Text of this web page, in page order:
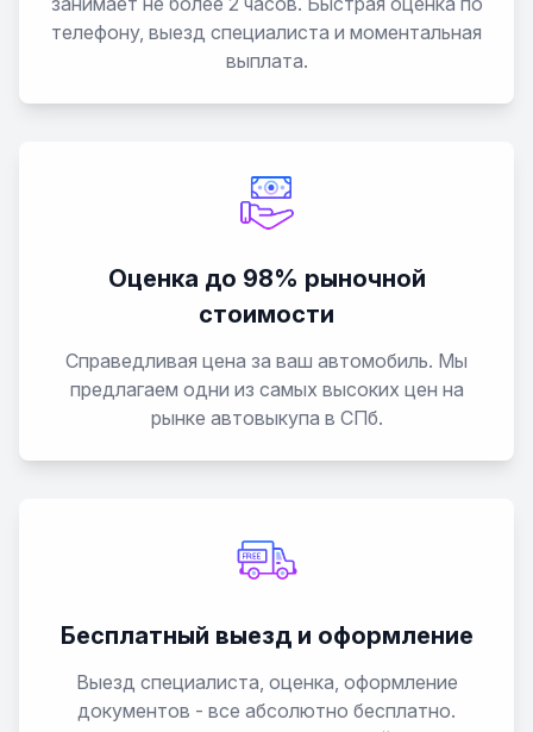
телефону, выезд специалиста и моментальная
выплата.
Оценка до 98% рыночной
стоимости
Справедливая цена за ваш автомобиль. Мы
предлагаем одни из самых высоких цен на
рынке автовыкупа в СПб.
Бесплатный выезд и оформление
Выезд специалиста, оценка, оформление
документов - все абсолютно бесплатно.